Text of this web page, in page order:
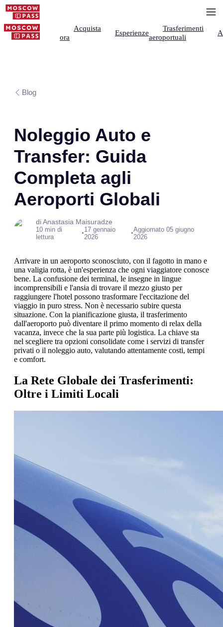
Acquista
ora
Esperienze
Trasferimenti
aeroportuali
Blog
Noleggio Auto e
Transfer: Guida
Completa agli
Aeroporti Globali
di Anastasia Maisuradze
10 min di
lettura
•17 gennaio
2026
•Aggiornato 05 giugno
2026
Arrivare in un aeroporto sconosciuto, con il fagotto in mano e
una valigia rotta, è un'esperienza che ogni viaggiatore conosce
bene. La confusione dei terminal, le insegne in lingue
incomprensibili e l'ansia di trovare il mezzo giusto per
raggiungere l'hotel possono trasformare l'eccitazione del
viaggio in puro stress. Non è necessario subire questa
situazione. Con la pianificazione giusta, il trasferimento
dall'aeroporto può diventare il primo momento di relax della
vacanza, invece che la sua parte più logistica. La chiave sta
nel scegliere tra opzioni consolidate come i servizi di transfer
privati o il noleggio auto, valutando attentamente costi, tempi
e comfort.
La Rete Globale dei Trasferimenti:
Oltre i Limiti Locali